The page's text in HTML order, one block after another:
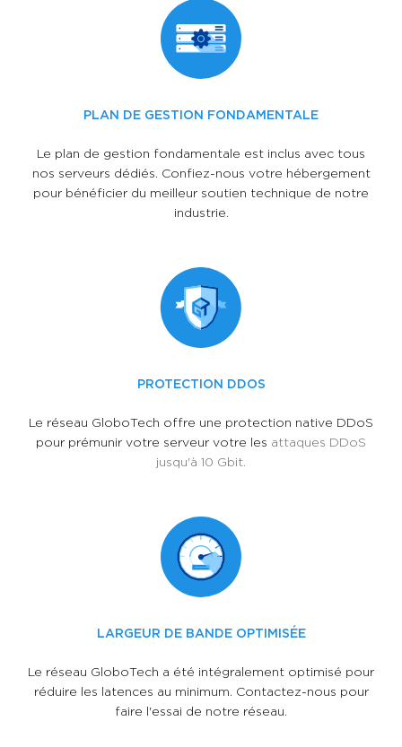
PLAN DE GESTION FONDAMENTALE
Le plan de gestion fondamentale est inclus avec tous
nos serveurs dédiés. Confiez-nous votre hébergement
pour bénéficier du meilleur soutien technique de notre
industrie.
PROTECTION DDOS
Le réseau GloboTech offre une protection native DDoS
pour prémunir votre serveur votre les attaques DDoS
jusqu'à 10 Gbit.
LARGEUR DE BANDE OPTIMISÉE
Le réseau GloboTech a été intégralement optimisé pour
réduire les latences au minimum. Contactez-nous pour
faire l'essai de notre réseau.